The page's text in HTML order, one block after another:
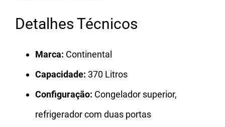
Detalhes Técnicos
Marca: Continental
Capacidade: 370 Litros
Configuração: Congelador superior,
refrigerador com duas portas